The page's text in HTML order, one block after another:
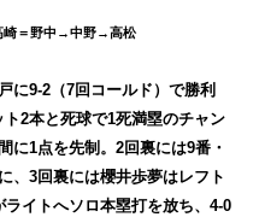
崎＝野中→中野→高松
に9-2（7回コールド）で勝利
2本と死球で1死満塁のチャン
に1点を先制。2回裏には9番・
、3回裏には櫻井歩夢はレフト
イトへソロ本塁打を放ち、4-0